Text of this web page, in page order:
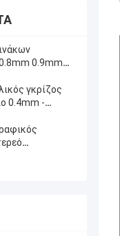
0.9mm
γκρίζος
0.4mm -